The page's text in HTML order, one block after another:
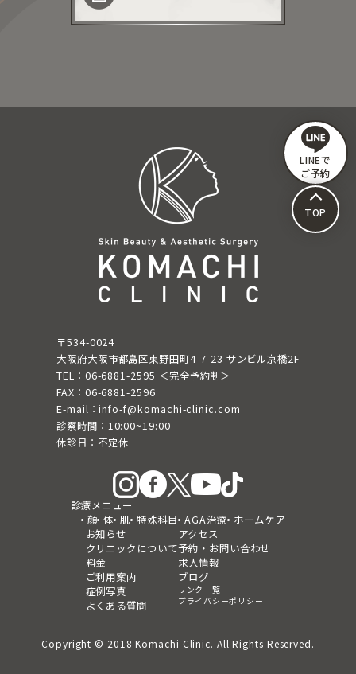
〒534-0024
大阪府大阪市都島区東野田町4-7-23 サンビル京橋2F
TEL：06-6881-2595 ＜完全予約制＞
FAX：06-6881-2596
E-mail：info-f@komachi-clinic.com
診察時間：10:00~19:00
休診日：不定休
診療メニュー
顔 体 肌 特殊科目 AGA治療 ホームケア
お知らせ
クリニックについて
料金
ご利用案内
症例写真
よくある質問
アクセス
予約・お問い合わせ
求人情報
ブログ
リンク一覧
プライバシーポリシー
Copyright © 2018 Komachi Clinic. All Rights Reserved.
LINEで
ご予約
TOP